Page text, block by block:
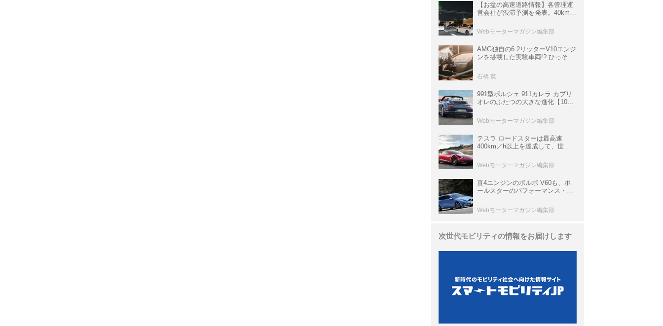
【お盆の高速道路情報】各管理運
営会社が渋滞予測を発表。40km以
数ある
Webモーターマガジン編集部
AMG独自の6.2リッターV10エンジ
ンを搭載した実験車両!? ひっそり
P900 プロトタイプ」とは
石橋 寛
991型ポルシェ 911カレラ カブリ
オレのふたつの大きな進化【10年
Webモーターマガジン編集部
テスラ ロードスターは最高速
400km／h以上を達成して、世界
ーカークロニクル・完全版／
113】
Webモーターマガジン編集部
直4エンジンのボルボ V60も、ポ
ールスターのパフォーマンス・パ
と昔の新車】
Webモーターマガジン編集部
次世代モビリティの情報をお届けします